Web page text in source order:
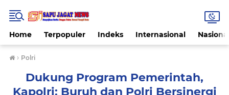
Home Terpopuler Indeks Internasional
› Polri
Dukung Program Pemerintah,
Kapolri: Buruh dan Polri Bersinergi